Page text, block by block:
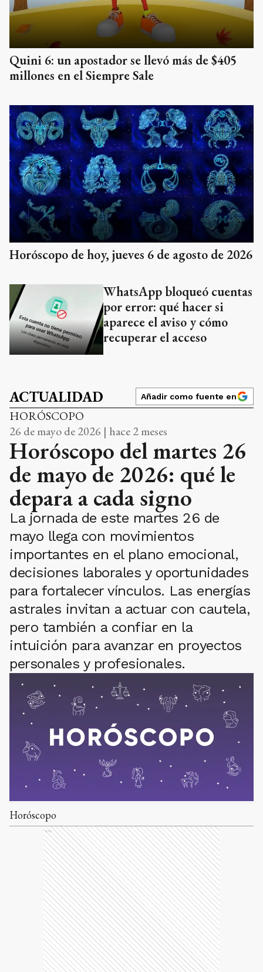
Quini 6: un apostador se llevó más de $405
millones en el Siempre Sale
Horóscopo de hoy, jueves 6 de agosto de 2026
WhatsApp bloqueó cuentas
por error: qué hacer si
aparece el aviso y cómo
recuperar el acceso
ACTUALIDAD Añadir como fuente en
HORÓSCOPO
26 de mayo de 2026 | hace 2 meses
Horóscopo del martes 26
de mayo de 2026: qué le
depara a cada signo
La jornada de este martes 26 de
mayo llega con movimientos
importantes en el plano emocional,
decisiones laborales y oportunidades
para fortalecer vínculos. Las energías
astrales invitan a actuar con cautela,
pero también a confiar en la
intuición para avanzar en proyectos
personales y profesionales.
Horóscopo
Ads